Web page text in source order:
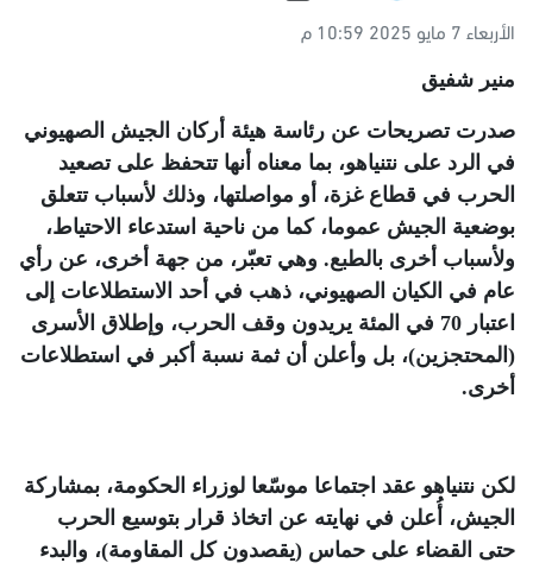
الأربعاء 7 مايو 2025 10:59 م
منير شفيق
صدرت تصريحات عن رئاسة هيئة أركان الجيش الصهيوني
في الرد على نتنياهو، بما معناه أنها تتحفظ على تصعيد
الحرب في قطاع غزة، أو مواصلتها، وذلك لأسباب تتعلق
بوضعية الجيش عموما، كما من ناحية استدعاء الاحتياط،
ولأسباب أخرى بالطبع. وهي تعبّر، من جهة أخرى، عن رأي
عام في الكيان الصهيوني، ذهب في أحد الاستطلاعات إلى
اعتبار 70 في المئة يريدون وقف الحرب، وإطلاق الأسرى
(المحتجزين)، بل وأعلن أن ثمة نسبة أكبر في استطلاعات
أخرى.
لكن نتنياهو عقد اجتماعا موسّعا لوزراء الحكومة، بمشاركة
الجيش، أُعلن في نهايته عن اتخاذ قرار بتوسيع الحرب
حتى القضاء على حماس (يقصدون كل المقاومة)، والبدء